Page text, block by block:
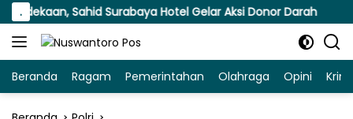
Langsung
ke
konten
. Sahid Surabaya Hotel Gelar Aksi Donor Darah
Beranda Ragam Pemerintahan Olahraga Opini